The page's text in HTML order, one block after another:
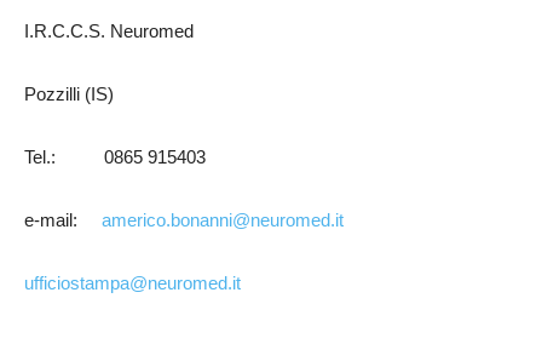
I.R.C.C.S. Neuromed
Pozzilli (IS)
Tel.: 0865 915403
e-mail: americo.bonanni@neuromed.it
ufficiostampa@neuromed.it